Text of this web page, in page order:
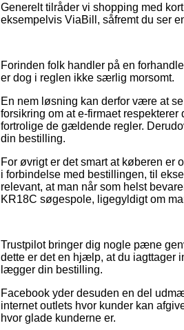
Generelt tilråder vi shopping med
eksempelvis ViaBill, såfremt du ser
Forinden folk handler på en
er dog i reglen ikke særlig morsomt.
En nem løsning kan derfor være at
forsikring om at e-firmaet
fortrolige de gældende regler.
din bestilling.
For øvrigt er det smart at køberen er
i forbindelse med bestillingen, til
relevant, at man når som helst
KR18C søgespole, ligegyldigt om
Trustpilot bringer dig nogle pæne
dette er det en hjælp, at du iagttager
lægger din bestilling.
Facebook yder desuden en del
internet outlets hvor kunder kan
hvor glade kunderne er.